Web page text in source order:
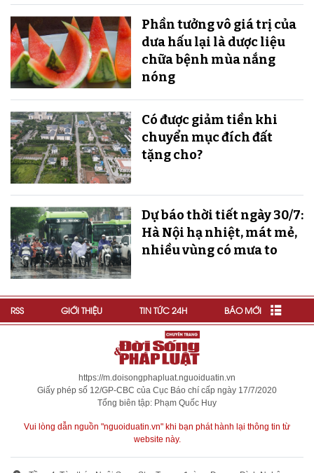
Phần tưởng vô giá trị của
dưa hấu lại là dược liệu
chữa bệnh mùa nắng
nóng
Có được giảm tiền khi
chuyển mục đích đất
tặng cho?
Dự báo thời tiết ngày 30/7:
Hà Nội hạ nhiệt, mát mẻ,
nhiều vùng có mưa to
RSS GIỚI THIỆU TIN TỨC 24H BÁO MỚI
https://m.doisongphapluat.nguoiduatin.vn
Giấy phép số 12/GP-CBC của Cục Báo chí cấp ngày 17/7/2020
Tổng biên tập: Phạm Quốc Huy
Vui lòng dẫn nguồn "nguoiduatin.vn" khi bạn phát hành lại thông tin từ
website này.